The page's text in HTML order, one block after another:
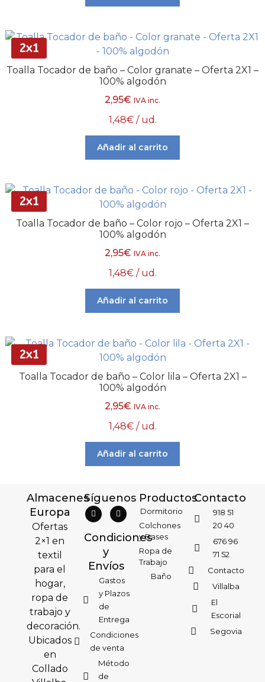
2x1
Toalla Tocador de baño – Color granate – Oferta 2X1 –
100% algodón
2,95€ IVA inc.
1,48€ / ud.
Añadir al carrito
2x1
Toalla Tocador de baño – Color rojo – Oferta 2X1 –
100% algodón
2,95€ IVA inc.
1,48€ / ud.
Añadir al carrito
2x1
Toalla Tocador de baño – Color lila – Oferta 2X1 –
100% algodón
2,95€ IVA inc.
1,48€ / ud.
Añadir al carrito
Almacenes
Europa
Ofertas
2×1 en
textil
para el
hogar,
ropa de
trabajo y
decoración.
Ubicados
en
Collado
Síguenos
Condiciones
y
Envíos
Gastos
y Plazos
de
Entrega
Condiciones
de venta
Método
de
Productos
Dormitorio
Colchones
y Bases
Ropa de
Trabajo
Baño
Contacto
918 51
20 40
676 96
71 52
Contacto
Villalba
El
Escorial
Segovia